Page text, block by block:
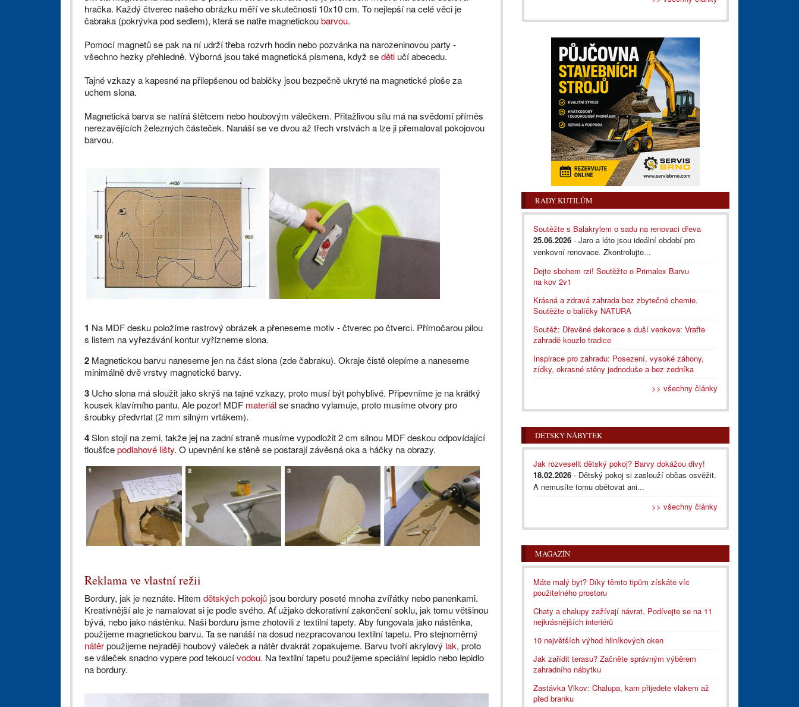
hračka. Každý čtverec našeho obrázku měří ve skutečnosti 10x10 cm. To nejlepší na celé věci je
čabraka (pokrývka pod sedlem), která se natře magnetickoubarvou.
Pomocí magnetů se pak na ní udrží třeba rozvrh hodin nebo pozvánka na narozeninovou party -
všechno hezky přehledně. Výborná jsou také magnetická písmena, když seděti učí abecedu.
Tajné vzkazy a kapesné na přilepšenou od babičky jsou bezpečně ukryté na magnetické ploše za
uchem slona.
Magnetická barva se natírá štětcem nebo houbovým válečkem. Přitažlivou sílu má na svědomí příměs
nerezavějících železných částeček. Nanáší se ve dvou až třech vrstvách a lze ji přemalovat pokojovou
barvou.
1 Na MDF desku položíme rastrový obrázek a přeneseme motiv - čtverec po čtverci. Přímočarou pilou
s listem na vyřezávání kontur vyřízneme slona.
2 Magnetickou barvu naneseme jen na část slona (zde čabraku). Okraje čistě olepíme a naneseme
minimálně dvě vrstvy magnetické barvy.
3 Ucho slona má sloužit jako skrýš na tajné vzkazy, proto musí být pohyblivé. Připevníme je na krátký
kousek klavírního pantu. Ale pozor! MDF materiálse snadno vylamuje, proto musíme otvory pro
šroubky předvrtat (2 mm silným vrtákem).
4Slon stojí na zemi, takže jej na zadní straně musíme vypodložit 2 cm silnou MDF deskou odpovídající
tloušťcepodlahové lišty. O upevnění ke stěně se postarají závěsná oka a háčky na obrazy.
Reklama ve vlastní režii
Bordury, jak je neznáte. Hitem dětských pokojů jsou bordury poseté mnoha zvířátky nebo panenkami.
Kreativnější ale je namalovat si je podle svého. Ať užjako dekorativní zakončení soklu, jak tomu většinou
bývá, nebo jako nástěnku. Naši borduru jsme zhotovili z textilní tapety. Aby fungovala jako nástěnka,
použijeme magnetickou barvu. Ta se nanáší na dosud nezpracovanou textilní tapetu. Pro stejnoměrný
nátěrpoužijeme nejraději houbový váleček a nátěr dvakrát zopakujeme. Barvu tvoří akrylový lak, proto
se váleček snadno vypere pod tekoucívodou. Na textilní tapetu použijeme speciální lepidlo nebo lepidlo
na bordury.
RADY KUTILŮM
Soutěžte s Balakrylem o sadu na renovaci dřeva
25.06.2026 - Jaro a léto jsou ideální období pro
venkovní renovace. Zkontrolujte...
Dejte sbohem rzi! Soutěžte o Primalex Barvu
na kov 2v1
Krásná a zdravá zahrada bez zbytečné chemie.
Soutěžte o balíčky NATURA
Soutěž: Dřevěné dekorace s duší venkova: Vraťte
zahradě kouzlo tradice
Inspirace pro zahradu: Posezení, vysoké záhony,
zídky, okrasné stěny jednoduše a bez zedníka
>> všechny články
DĚTSKÝ NÁBYTEK
Jak rozveselit dětský pokoj? Barvy dokážou divy!
18.02.2026 - Dětský pokoj si zaslouží občas osvěžit.
A nemusíte tomu obětovat ani...
>> všechny články
MAGAZÍN
Máte malý byt? Díky těmto tipům získáte víc
použitelného prostoru
Chaty a chalupy zažívají návrat. Podívejte se na 11
nejkrásnějších interiérů
10 největších výhod hliníkových oken
Jak zařídit terasu? Začněte správným výběrem
zahradního nábytku
Zastávka Vlkov: Chalupa, kam přijedete vlakem až
před branku